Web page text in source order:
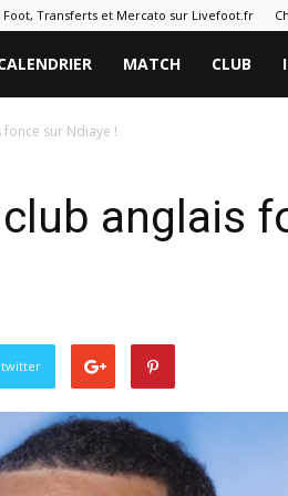
Foot, Transferts et Mercato sur Livefoot.fr
MATCH CLUB
sur Ndiaye !
anglais
twitter